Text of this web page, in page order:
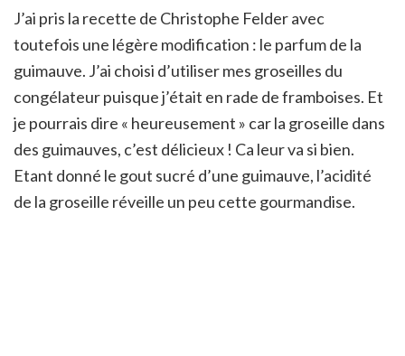
J’ai pris la recette de Christophe Felder avec
toutefois une légère modification : le parfum de la
guimauve. J’ai choisi d’utiliser mes groseilles du
congélateur puisque j’était en rade de framboises. Et
je pourrais dire « heureusement » car la groseille dans
des guimauves, c’est délicieux ! Ca leur va si bien.
Etant donné le gout sucré d’une guimauve, l’acidité
de la groseille réveille un peu cette gourmandise.